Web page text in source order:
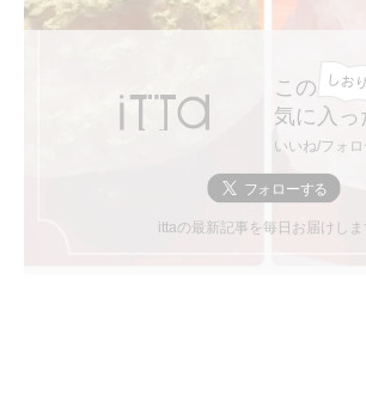
この
気に入っ
いいね/フォロ
ittaの最新記事を毎日お届けしま